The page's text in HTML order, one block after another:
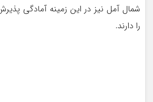
شمال آمل نیز در این زمینه آمادگی
را دارند.